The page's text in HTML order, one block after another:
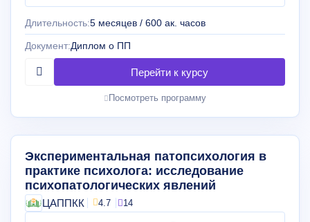
Длительность:5 месяцев / 600 ак. часов
Документ:Диплом о ПП
Посмотреть программу
Экспериментальная патопсихология в
практике психолога: исследование
психопатологических явлений
ЦАППКК 4.7 14